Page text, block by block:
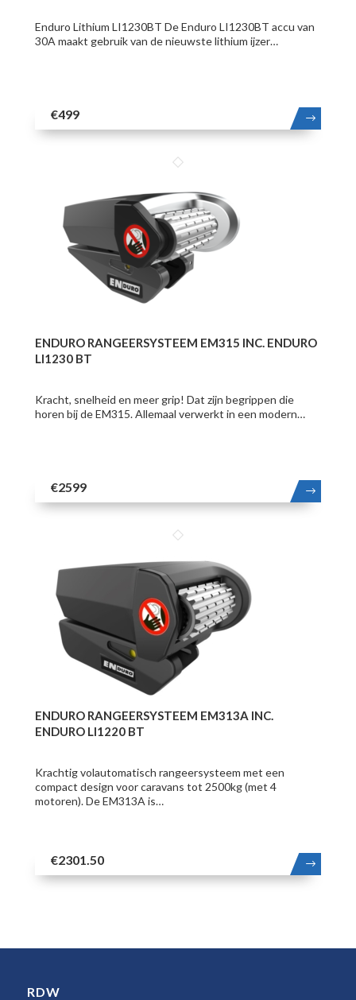
Enduro Lithium LI1230BT De Enduro LI1230BT accu van
30A maakt gebruik van de nieuwste lithium ijzer…
€499
ENDURO RANGEERSYSTEEM EM315 INC. ENDURO
LI1230 BT
Kracht, snelheid en meer grip! Dat zijn begrippen die
horen bij de EM315. Allemaal verwerkt in een modern…
€2599
ENDURO RANGEERSYSTEEM EM313A INC.
ENDURO LI1220 BT
Krachtig volautomatisch rangeersysteem met een
compact design voor caravans tot 2500kg (met 4
motoren). De EM313A is…
€2301.50
RDW